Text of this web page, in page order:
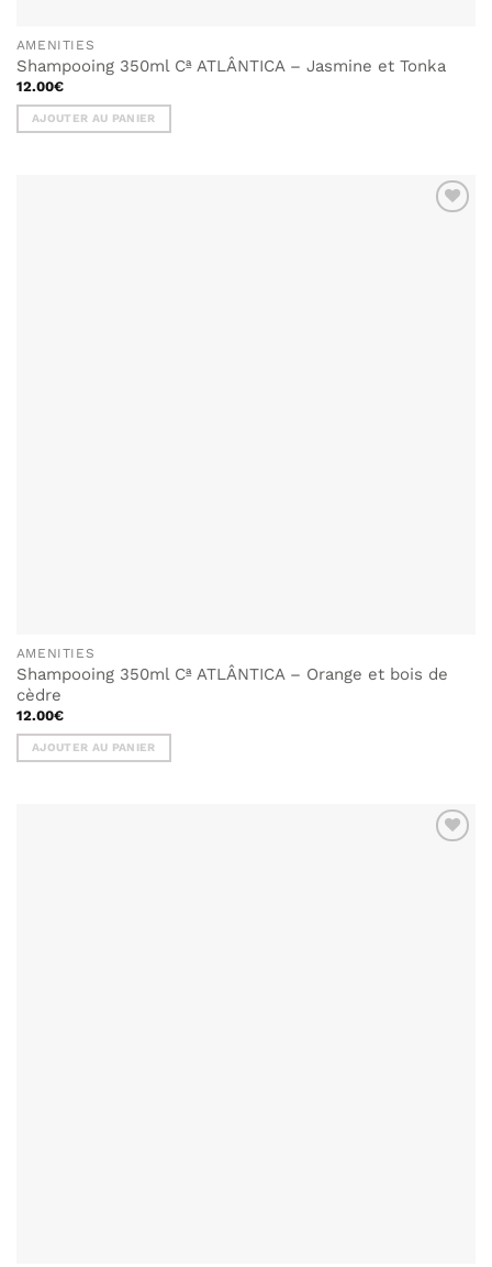
AMENITIES
Shampooing 350ml Cª ATLÂNTICA – Jasmine et Tonka
12.00€
AJOUTER AU PANIER
AMENITIES
Shampooing 350ml Cª ATLÂNTICA – Orange et bois de
cèdre
12.00€
AJOUTER AU PANIER